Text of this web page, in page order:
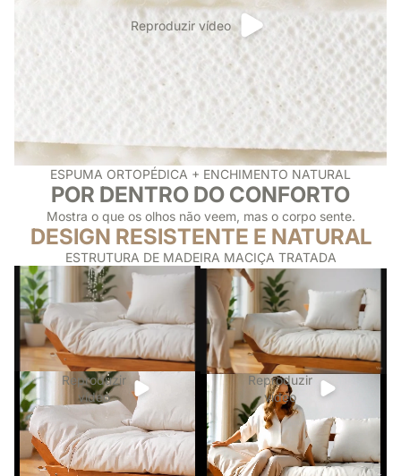
Reproduzir vídeo
ESPUMA ORTOPÉDICA + ENCHIMENTO NATURAL
POR DENTRO DO CONFORTO
Mostra o que os olhos não veem, mas o corpo sente.
DESIGN RESISTENTE E NATURAL
ESTRUTURA DE MADEIRA MACIÇA TRATADA
Reproduzir
vídeo
Reproduzir
vídeo